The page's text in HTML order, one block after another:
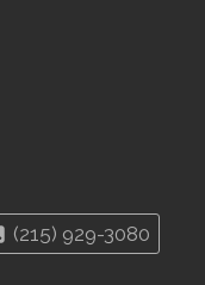
(215) 929-3080